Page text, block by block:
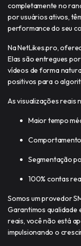
completamente no
por usuários ativos,
performance do seu
Na NetLikes.pro,
Elas são entregues
vídeos de forma
positivos para o
As visualizações reais
Maior tempo
Segmentação
100% contas
Somos um provedor
Garantimos qualidade
reais, você não está
impulsionando o